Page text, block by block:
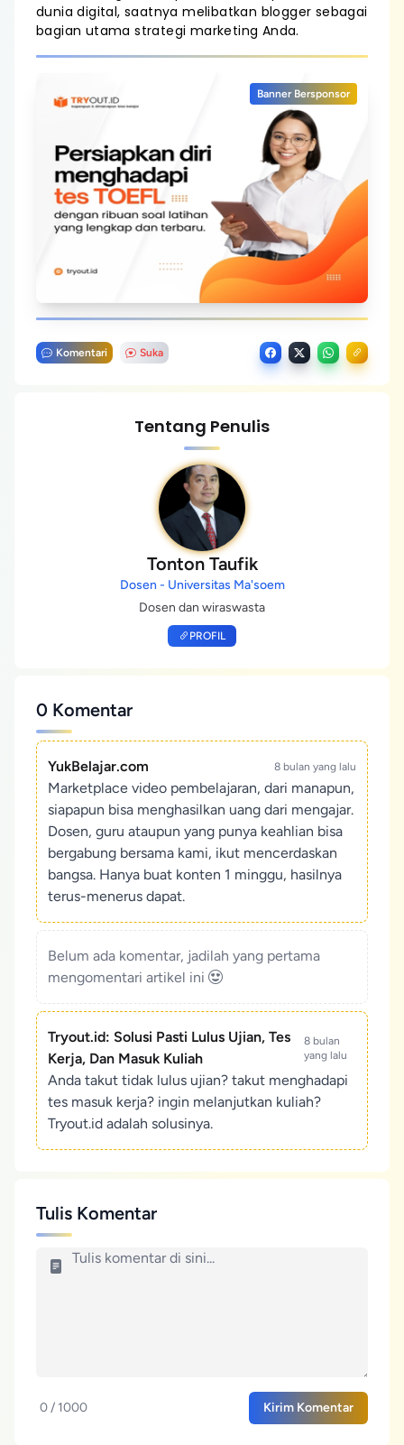
dunia digital, saatnya melibatkan blogger sebagai
bagian utama strategi marketing Anda.
Banner Bersponsor
Komentari Suka
Tentang Penulis
Tonton Taufik
Dosen - Universitas Ma'soem
Dosen dan wiraswasta
PROFIL
0 Komentar
YukBelajar.com 8 bulan yang lalu
Marketplace video pembelajaran, dari manapun,
siapapun bisa menghasilkan uang dari mengajar.
Dosen, guru ataupun yang punya keahlian bisa
bergabung bersama kami, ikut mencerdaskan
bangsa. Hanya buat konten 1 minggu, hasilnya
terus-menerus dapat.
Belum ada komentar, jadilah yang pertama
mengomentari artikel ini
Tryout.id: Solusi Pasti Lulus Ujian, Tes
Kerja, Dan Masuk Kuliah
8 bulan
yang lalu
Anda takut tidak lulus ujian? takut menghadapi
tes masuk kerja? ingin melanjutkan kuliah?
Tryout.id adalah solusinya.
Tulis Komentar
0 / 1000 Kirim Komentar